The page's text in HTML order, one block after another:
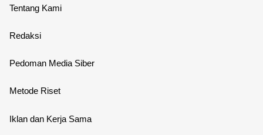
Tentang Kami
Redaksi
Pedoman Media Siber
Metode Riset
Iklan dan Kerja Sama